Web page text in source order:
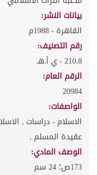
بيانات النشر:
القاهرة - 1988م
رقم التصنيف:
210.8 - ي أ.هـ
الرقم العام:
20984
الواصفات:
الاسلام - دراسات ,
عقيدة المسلم ,
الوصف المادي:
173ص؛ 24 سم